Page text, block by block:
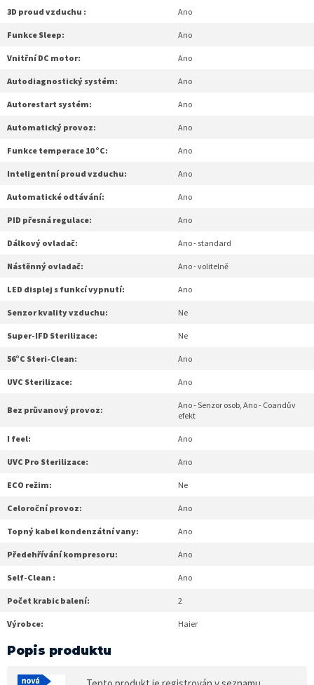
3D proud vzduchu : Ano
Funkce Sleep: Ano
Vnitřní DC motor: Ano
Autodiagnostický systém: Ano
Autorestart systém: Ano
Automatický provoz: Ano
Funkce temperace 10 °C: Ano
Inteligentní proud vzduchu: Ano
Automatické odtávání: Ano
PID přesná regulace: Ano
Dálkový ovladač: Ano - standard
Nástěnný ovladač: Ano - volitelně
LED displej s funkcí vypnutí: Ano
Senzor kvality vzduchu: Ne
Super-IFD Sterilizace: Ne
56°C Steri-Clean: Ano
UVC Sterilizace: Ano
Bez průvanový provoz:
Ano - Senzor osob, Ano - Coandův
efekt
I feel: Ano
UVC Pro Sterilizace: Ano
ECO režim: Ne
Celoroční provoz: Ano
Topný kabel kondenzátní vany: Ano
Předehřívání kompresoru: Ano
Self-Clean : Ano
Počet krabic balení: 2
Výrobce: Haier
Popis produktu